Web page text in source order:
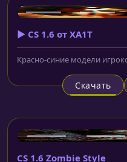
▶️ CS 1.6 от XA1T
Красно-синие модели
Скачать
CS 1.6 Zombie Style